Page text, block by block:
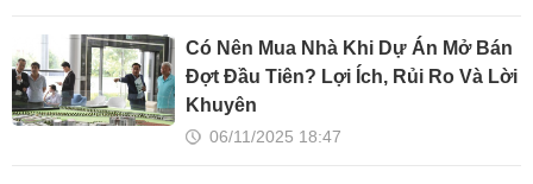
Có Nên Mua Nhà Khi Dự Án Mở Bán
Đợt Đầu Tiên? Lợi Ích, Rủi Ro Và Lời
Khuyên
06/11/2025 18:47